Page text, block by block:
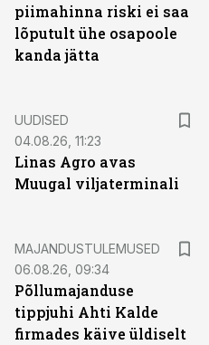
piimahinna riski ei saa
lõputult ühe osapoole
kanda jätta
UUDISED
04.08.26, 11:23
Linas Agro avas
Muugal viljaterminali
MAJANDUSTULEMUSED
06.08.26, 09:34
Põllumajanduse
tippjuhi Ahti Kalde
firmades käive üldiselt